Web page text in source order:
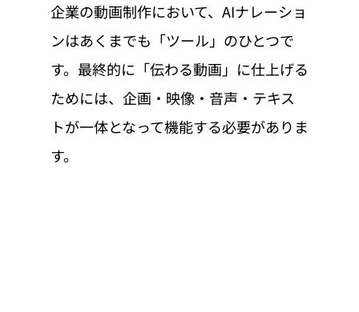
企業の動画制作において、AIナレーショ
ンはあくまでも「ツール」のひとつで
す。最終的に「伝わる動画」に仕上げる
ためには、企画・映像・音声・テキス
トが一体となって機能する必要がありま
す。